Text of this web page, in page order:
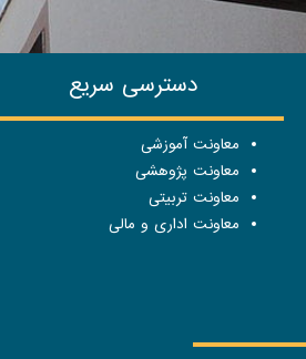
دسترسی سریع
معاونت آموزشی
معاونت پژوهشی
معاونت تربیتی
معاونت اداری و مالی